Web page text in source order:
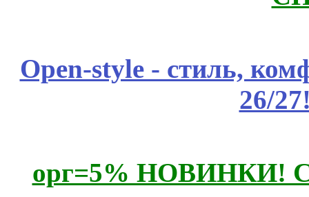
Open-style - стиль,
26/
орг=5% НОВИНКИ!